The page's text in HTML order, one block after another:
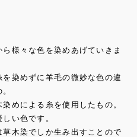
様々な色を染めあげていきま
を染めずに羊毛の微妙な色の違
めによる糸を使用したもの。
い色です。
木染でしか生み出すことので